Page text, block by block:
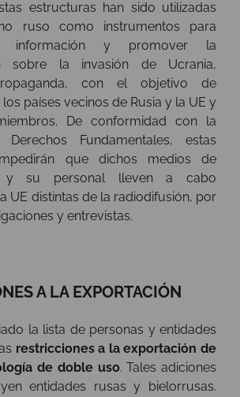
estructuras han sido utilizadas
ruso como instrumentos para
información y promover la
sobre la invasión de Ucrania,
con el objetivo de
países vecinos de Rusia y la UE y
De conformidad con la
Fundamentales, estas
que dichos medios de
y su personal lleven a cabo
UE distintas de la radiodifusión, por
y entrevistas.
A LA EXPORTACIÓN
la lista de personas y entidades
restricciones a la exportación de
de doble uso. Tales adiciones
entidades rusas y bielorrusas.